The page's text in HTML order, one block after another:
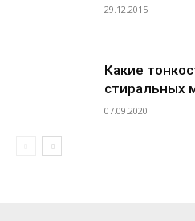
29.12.2015
Какие
стиральных
07.09.2020